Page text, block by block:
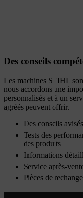
Des conseils
Les machines STIHL
nous accordons une
personnalisés et à un
agréés peuvent offrir.
Des conseils avisés
Tests des
des produits
Informations
Service après-
Pièces de